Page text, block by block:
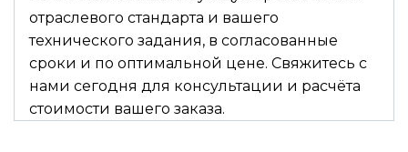
отраслевого стандарта и вашего
технического задания, в согласованные
сроки и по оптимальной цене. Свяжитесь с
нами сегодня для консультации и расчёта
стоимости вашего заказа.